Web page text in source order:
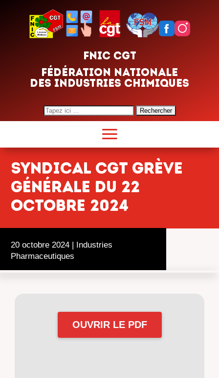
FNIC CGT
FÉDÉRATION NATIONALE
DES INDUSTRIES CHIMIQUES
Search
for:
SYNDICAL CGT GRÈVE
GÉNÉRALE DU 22
OCTOBRE 2024
20 octobre 2024 | Industries
Pharmaceutiques
OUVRIR LE PDF